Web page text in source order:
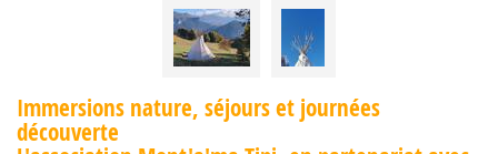
Immersions nature, séjours et journées
découverte